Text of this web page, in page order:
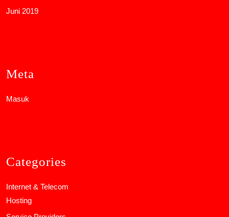
Juni 2019
Meta
Masuk
Categories
Internet & Telecom
Hosting